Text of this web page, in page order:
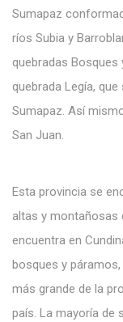
Sumapaz
ríos Subia y
quebradas Bosques
quebrada Legía,
Sumapaz. Así
San Juan.
Esta provincia se
altas y montañosas
encuentra en
bosques y
más grande de la
país. La mayoría de